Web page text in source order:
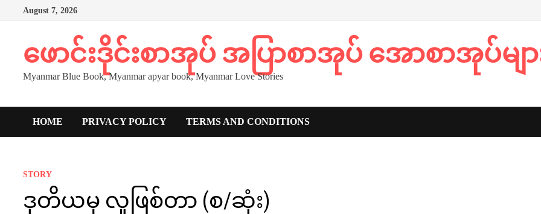
August 7, 2026
ဖောင်းဒိုင်းစာအုပ် အပြာစာအုပ် အောစာအုပ်မျာ
Myanmar Blue Book, Myanmar apyar book, Myanmar Love Stories
HOME PRIVACY POLICY TERMS AND CONDITIONS
STORY
ဒုတိယမှ လူဖြစ်တာ (စ/ဆုံး)